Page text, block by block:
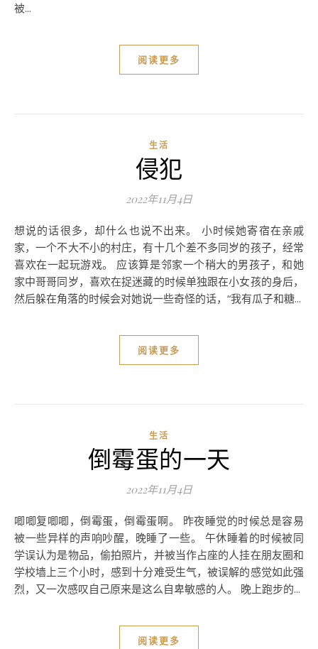
被...
阅读更多
生活
侵犯
2022年11月4日
想说的话很多，却什么也说不出来。 小时候她寄宿在亲戚
家，一个不大不小的村庄，有十几个差不多同岁的孩子，经常
喜欢在一起玩游戏。 应该算是邻家一个稍大的男孩子，和她
家中哥哥同岁，喜欢在捉迷藏的时候单独跟在小女孩的身后，
然后躲在角落的时候会对她说一些奇怪的话，“我有瓜子和糖...
阅读更多
生活
倒霉蛋的一天
2022年11月4日
唧唧复唧唧，倒霉蛋，倒霉蛋啊。 昨夜睡觉的时候总是容易
被一些异样的声响吵醒，晚睡了一些。 午休睡着的时候被同
学误认为是物品，偷拍照片，并被当作占座的人挂在朋友圈和
学校墙上三个小时，感到十分难受生气，被误解的感觉如此强
烈，又一次感叹自己原来是这么自卑敏感的人。 晚上跑步的...
阅读更多